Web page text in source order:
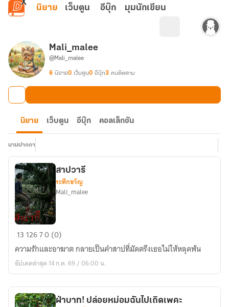
ข้ามไปยังเนื้อหาหลัก
นิยาย เว็บตูน อีบุ๊ก มุมนักเขียน
Mali_malee
@Mali_malee
6 นิยาย0 เว็บตูน0 อีบุ๊ก3 คนติดตาม
นิยาย เว็บตูน อีบุ๊ก คอลเล็กชัน
นามปากกา
สาป
สาปวารี
ระทึกขวัญ
Mali_malee
13 12670 (0)
ความรักและอาฆาต กลายเป็นคำสาปที่มัดตรึงเธอไม่ให้หลุดพ้น
อัปเดตล่าสุด 14 ก.ค. 69 / 06:00 น.
ฝ่าบาท! ปล่อยหม่อมฉันไปเถิดเพคะ